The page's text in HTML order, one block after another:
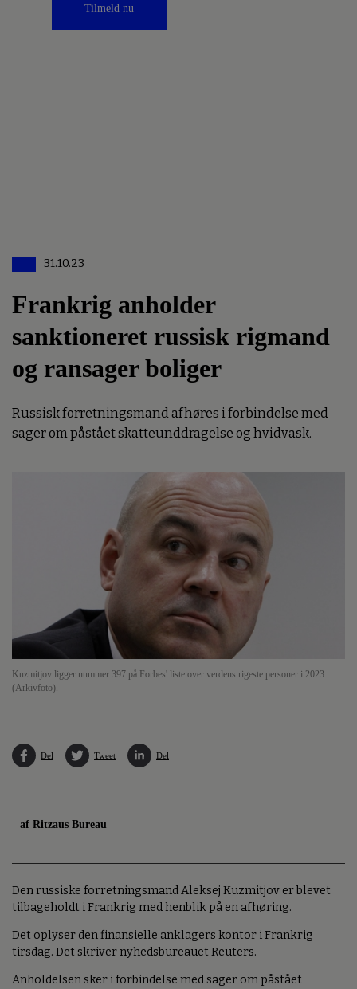
Tilmeld nu
31.10.23
Frankrig anholder
sanktioneret russisk rigmand
og ransager boliger
Russisk forretningsmand afhøres i forbindelse med
sager om påstået skatteunddragelse og hvidvask.
Kuzmitjov ligger nummer 397 på Forbes' liste over verdens rigeste personer i 2023.
(Arkivfoto).
Del Tweet Del
af Ritzaus Bureau
Den russiske forretningsmand Aleksej Kuzmitjov er blevet
tilbageholdt i Frankrig med henblik på en afhøring.
Det oplyser den finansielle anklagers kontor i Frankrig
tirsdag. Det skriver nyhedsbureauet Reuters.
Anholdelsen sker i forbindelse med sager om påstået